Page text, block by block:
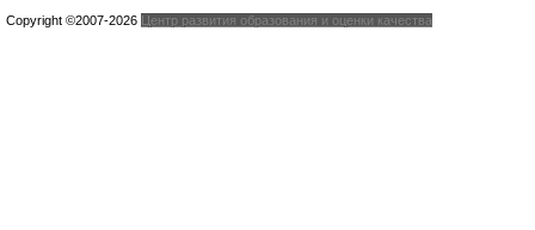
Copyright ©2007-2026 Центр развития образования и оценки качества